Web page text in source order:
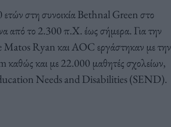
ετών στη συνοικία Bethnal Green στο
από το 2.300 π.Χ. έως σήμερα. Για την
Matos Ryan και AOC εργάστηκαν με την
και με 22.000 μαθητές σχολείων,
Education Needs and Disabilities (SEND).